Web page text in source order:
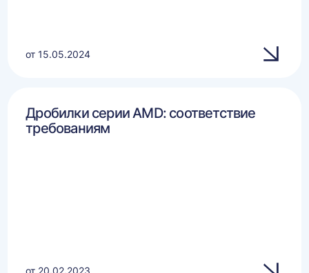
от 15.05.2024
Дробилки серии AMD: соответствие
требованиям
от 20.02.2023